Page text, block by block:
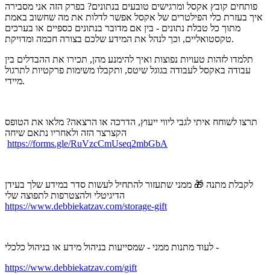
פותחים קובץ אקסל ומרגישים טובעים בנתונים? בפרק הזה אני מסבירה
איך בעזרת כלי הפילטרים של אקסל אפשר לדלות את מה שחשוב באמת
מתוך כל טבלת נתונים - בין אם מדובר בנתונים כספיים או בערכים
טקסטואליים, וכך לנהל את המידע שלכם בצורה חכמה ומדויקת.
תלמדו לזהות טעויות נפוצות ואיך להימנע מהן, תכירו את ההבדלים בין
עבודה באקסל לעבודה בגוגל שיטס, ותקבלו משימות פרקטיות לתרגול
מיידי.
תרצו לשוחח איתי לגבי ליווי ייעוץ, הדרכה או הרצאה? מלאו את הטופס
הקצרצר הזה ולאחריו נתאם שיחה
https://forms.gle/RuVzcCmUseq2mbGbA
לקבלת מתנה 🎁 ממני שתעזור להתחיל לעשות סדר במידע שלך בעידן
הדיגיטלי ולהצטרפות לתפוצה שלי
https://www.debbiekatzav.com/storage-gift
לעוד מתנות ממני - שמסייעות בניהול מידע או בניהול כלכלי -
https://www.debbiekatzav.com/gift